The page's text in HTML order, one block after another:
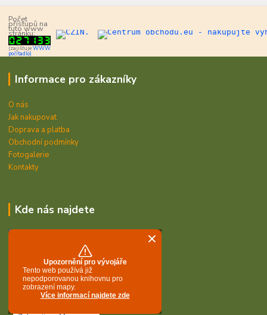
Počet
přístupů na
tuto www
stránku:
(zajišťujeWWW
počítadlo)
Informace pro zákazníky
O nás
Jak nakupovat
Doprava a platba
Obchodní podmínky
Fotogalerie
Kontakty
Kde nás najdete